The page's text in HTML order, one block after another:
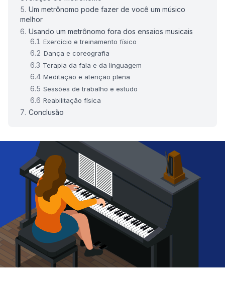
Um metrônomo pode fazer de você um músico
melhor
Usando um metrônomo fora dos ensaios musicais
Exercício e treinamento físico
Dança e coreografia
Terapia da fala e da linguagem
Meditação e atenção plena
Sessões de trabalho e estudo
Reabilitação física
Conclusão